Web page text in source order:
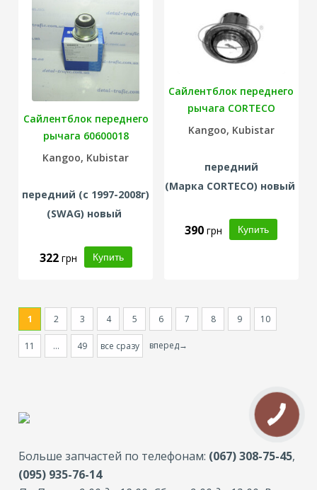
Сайлентблок переднего
рычага 60600018
Kangoo, Kubistar
передний (с 1997-2008г)
(SWAG) новый
322 грн
Сайлентблок переднего
рычага CORTECO
21652476
Kangoo, Kubistar
передний
(Марка CORTECO) новый
390грн
1 2 3 4 5 6 7 8 9 10
11 ... 49 все сразу вперед→
Больше запчастей по телефонам: (067) 308-75-45,
(095) 935-76-14